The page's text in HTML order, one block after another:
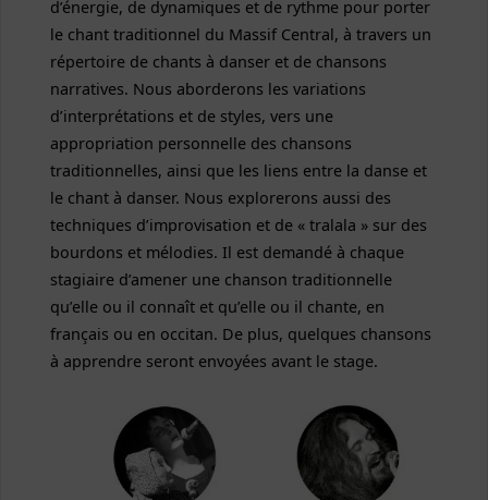
d’énergie, de dynamiques et de rythme pour porter
le chant traditionnel du Massif Central, à travers un
répertoire de chants à danser et de chansons
narratives. Nous aborderons les variations
d’interprétations et de styles, vers une
appropriation personnelle des chansons
traditionnelles, ainsi que les liens entre la danse et
le chant à danser. Nous explorerons aussi des
techniques d’improvisation et de « tralala » sur des
bourdons et mélodies. Il est demandé à chaque
stagiaire d’amener une chanson traditionnelle
qu’elle ou il connaît et qu’elle ou il chante, en
français ou en occitan. De plus, quelques chansons
à apprendre seront envoyées avant le stage.